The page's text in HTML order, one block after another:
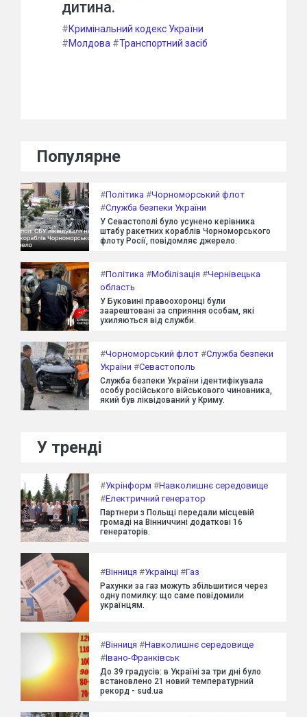
дитина.
#Кримінальний кодекс України
#Молдова #Транспортний засіб
Популярне
#Політика #Чорноморський флот
#Служба безпеки України
У Севастополі було усунено керівника
штабу ракетних кораблів Чорноморського
флоту Росії, повідомляє джерело.
#Політика #Мобілізація #Чернівецька
область
У Буковині правоохоронці були
заарештовані за сприяння особам, які
ухиляються від служби.
#Чорноморський флот #Служба безпеки
України #Севастополь
Служба безпеки України ідентифікувала
особу російського військового чиновника,
який був ліквідований у Криму.
У тренді
#Укрінформ #Навколишнє середовище
#Електричний генератор
Партнери з Польщі передали місцевій
громаді на Вінниччині додаткові 16
генераторів.
#Вінниця #Українці #Газ
Рахунки за газ можуть збільшитися через
одну помилку: що саме повідомили
українцям.
#Вінниця #Навколишнє середовище
#Івано-Франківськ
До 39 градусів: в Україні за три дні було
встановлено 21 новий температурний
рекорд - sud.ua